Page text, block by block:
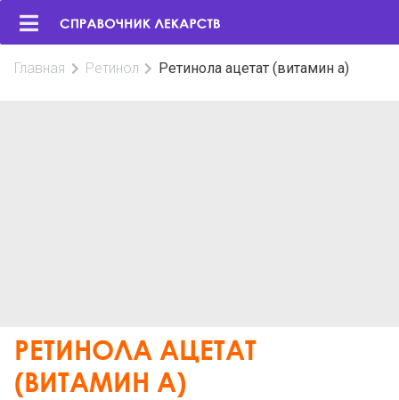
Главная Ретинол Ретинола ацетат (витамин а)
РЕТИНОЛА АЦЕТАТ
(ВИТАМИН А)